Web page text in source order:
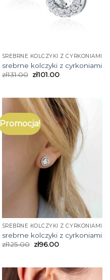
SREBRNE KOLCZYKI Z CYRKONIAMI
srebrne kolczyki z cyrkoniami
zł131.00 zł101.00
Promocja!
SREBRNE KOLCZYKI Z CYRKONIAMI
srebrne kolczyki z cyrkoniami
zł125.00 zł96.00